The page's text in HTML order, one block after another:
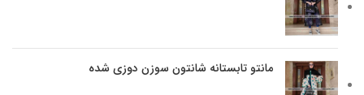
مانتو تابستانه شانتون سوزن دوزی شده